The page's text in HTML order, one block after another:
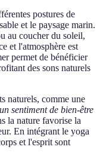
postures de
et le paysage marin.
au coucher du soleil,
et l'atmosphère est
permet de bénéficier
des sons naturels
naturels, comme une
un sentiment de bien-être
la nature favorise la
En intégrant le yoga
et l'esprit sont